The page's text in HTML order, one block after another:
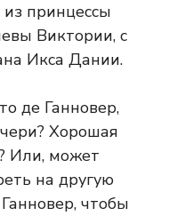
из принцессы
Виктории, с
Икса Дании.
де Ганновер,
Хорошая
Или, может
на другую
чтобы